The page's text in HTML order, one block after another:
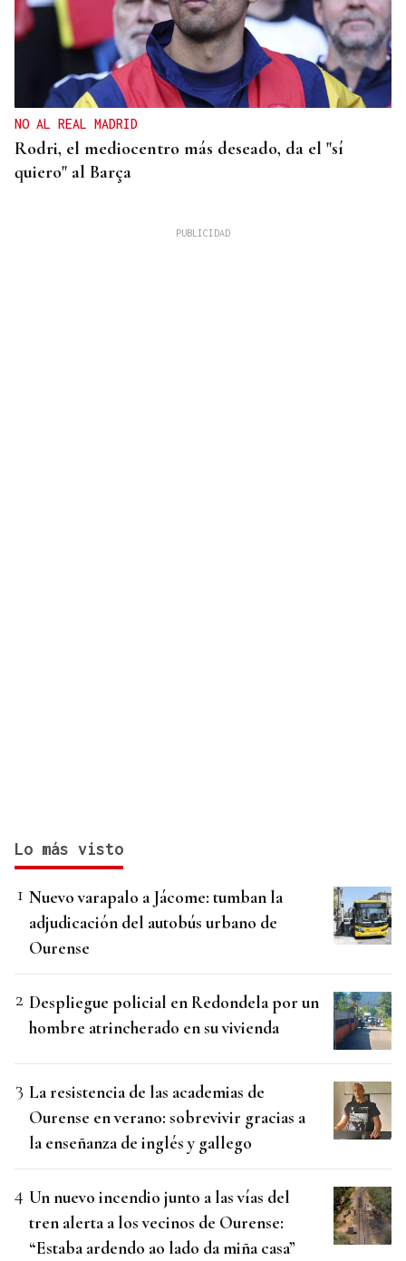
NO AL REAL MADRID
Rodri, el mediocentro más deseado, da el "sí
quiero" al Barça
Lo más visto
Nuevo varapalo a Jácome: tumban la
adjudicación del autobús urbano de
Ourense
Despliegue policial en Redondela por un
hombre atrincherado en su vivienda
La resistencia de las academias de
Ourense en verano: sobrevivir gracias a
la enseñanza de inglés y gallego
Un nuevo incendio junto a las vías del
tren alerta a los vecinos de Ourense:
“Estaba ardendo ao lado da miña casa”